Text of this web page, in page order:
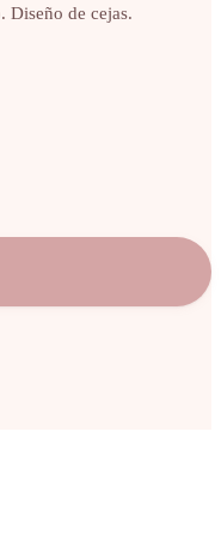
de cejas.